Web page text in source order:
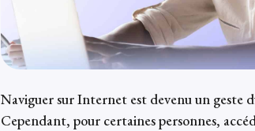
Naviguer sur Internet est devenu un geste
Cependant, pour certaines personnes,